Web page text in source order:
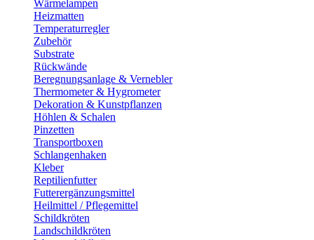
Wärmelampen
Heizmatten
Temperaturregler
Zubehör
Substrate
Rückwände
Beregnungsanlage & Vernebler
Thermometer & Hygrometer
Dekoration & Kunstpflanzen
Höhlen & Schalen
Pinzetten
Transportboxen
Schlangenhaken
Kleber
Reptilienfutter
Futterergänzungsmittel
Heilmittel / Pflegemittel
Schildkröten
Landschildkröten